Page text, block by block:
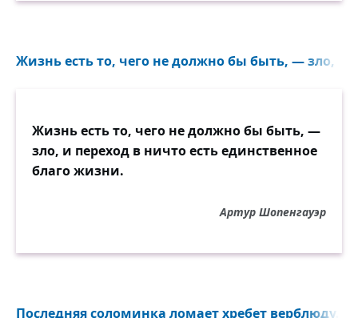
Жизнь есть то, чего не должно бы быть, — зло, и
Жизнь есть то, чего не должно бы быть, —
зло, и переход в ничто есть единственное
благо жизни.
Артур Шопенгауэр
Последняя соломинка ломает хребет верблюду...